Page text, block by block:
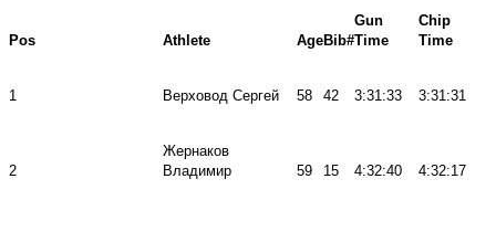
Pos Athlete AgeBib#
Gun
Time
Chip
Time
1 Верховод Сергей 58 42 3:31:33 3:31:31
2
Жернаков
Владимир
59 15 4:32:40 4:32:17